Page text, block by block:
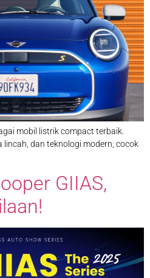
mobil listrik compact terbaik.
lincah, dan teknologi modern, cocok
GIIAS,